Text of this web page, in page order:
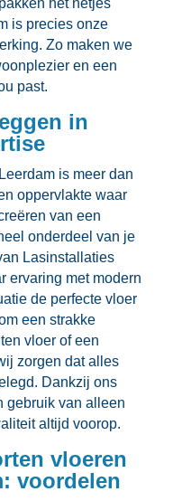
is precies onze
Zo maken we
en een
past.​
in
is meer dan
oppervlakte waar
van een
onderdeel van je
Lasinstallaties
ervaring met modern
de perfecte vloer
een strakke
vloer of een
zorgen dat alles
Dankzij ons
gebruik van alleen
altijd voorop.​
vloeren
voordelen